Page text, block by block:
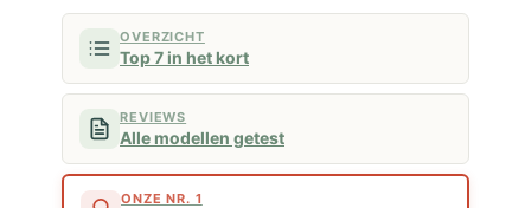
OVERZICHT
Top 7 in het kort
REVIEWS
Alle modellen getest
ONZE NR. 1